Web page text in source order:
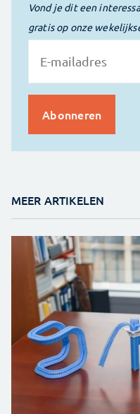
Vond je dit een
gratis op onze
MEER ARTIKELEN